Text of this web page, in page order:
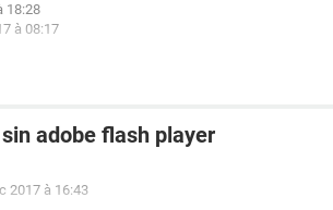
18:28
à 08:17
adobe flash player
2017 à 16:43